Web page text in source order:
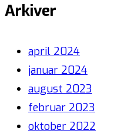
Arkiver
april 2024
januar 2024
august 2023
februar 2023
oktober 2022